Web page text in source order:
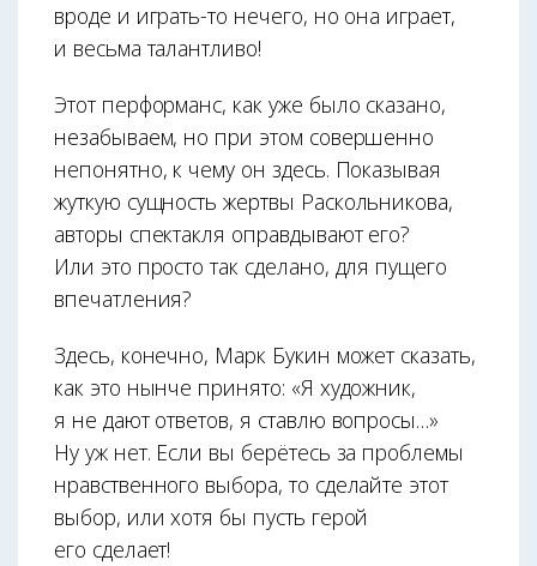
вроде и играть-то нечего, но она играет,
и весьма талантливо!
Этот перформанс, как уже было сказано,
незабываем, но при этом совершенно
непонятно, к чему он здесь. Показывая
жуткую сущность жертвы Раскольникова,
авторы спектакля оправдывают его?
Или это просто так сделано, для пущего
впечатления?
Здесь, конечно, Марк Букин может сказать,
как это нынче принято: «Я художник,
я не дают ответов, я ставлю вопросы…»
Ну уж нет. Если вы берётесь за проблемы
нравственного выбора, то сделайте этот
выбор, или хотя бы пусть герой
его сделает!